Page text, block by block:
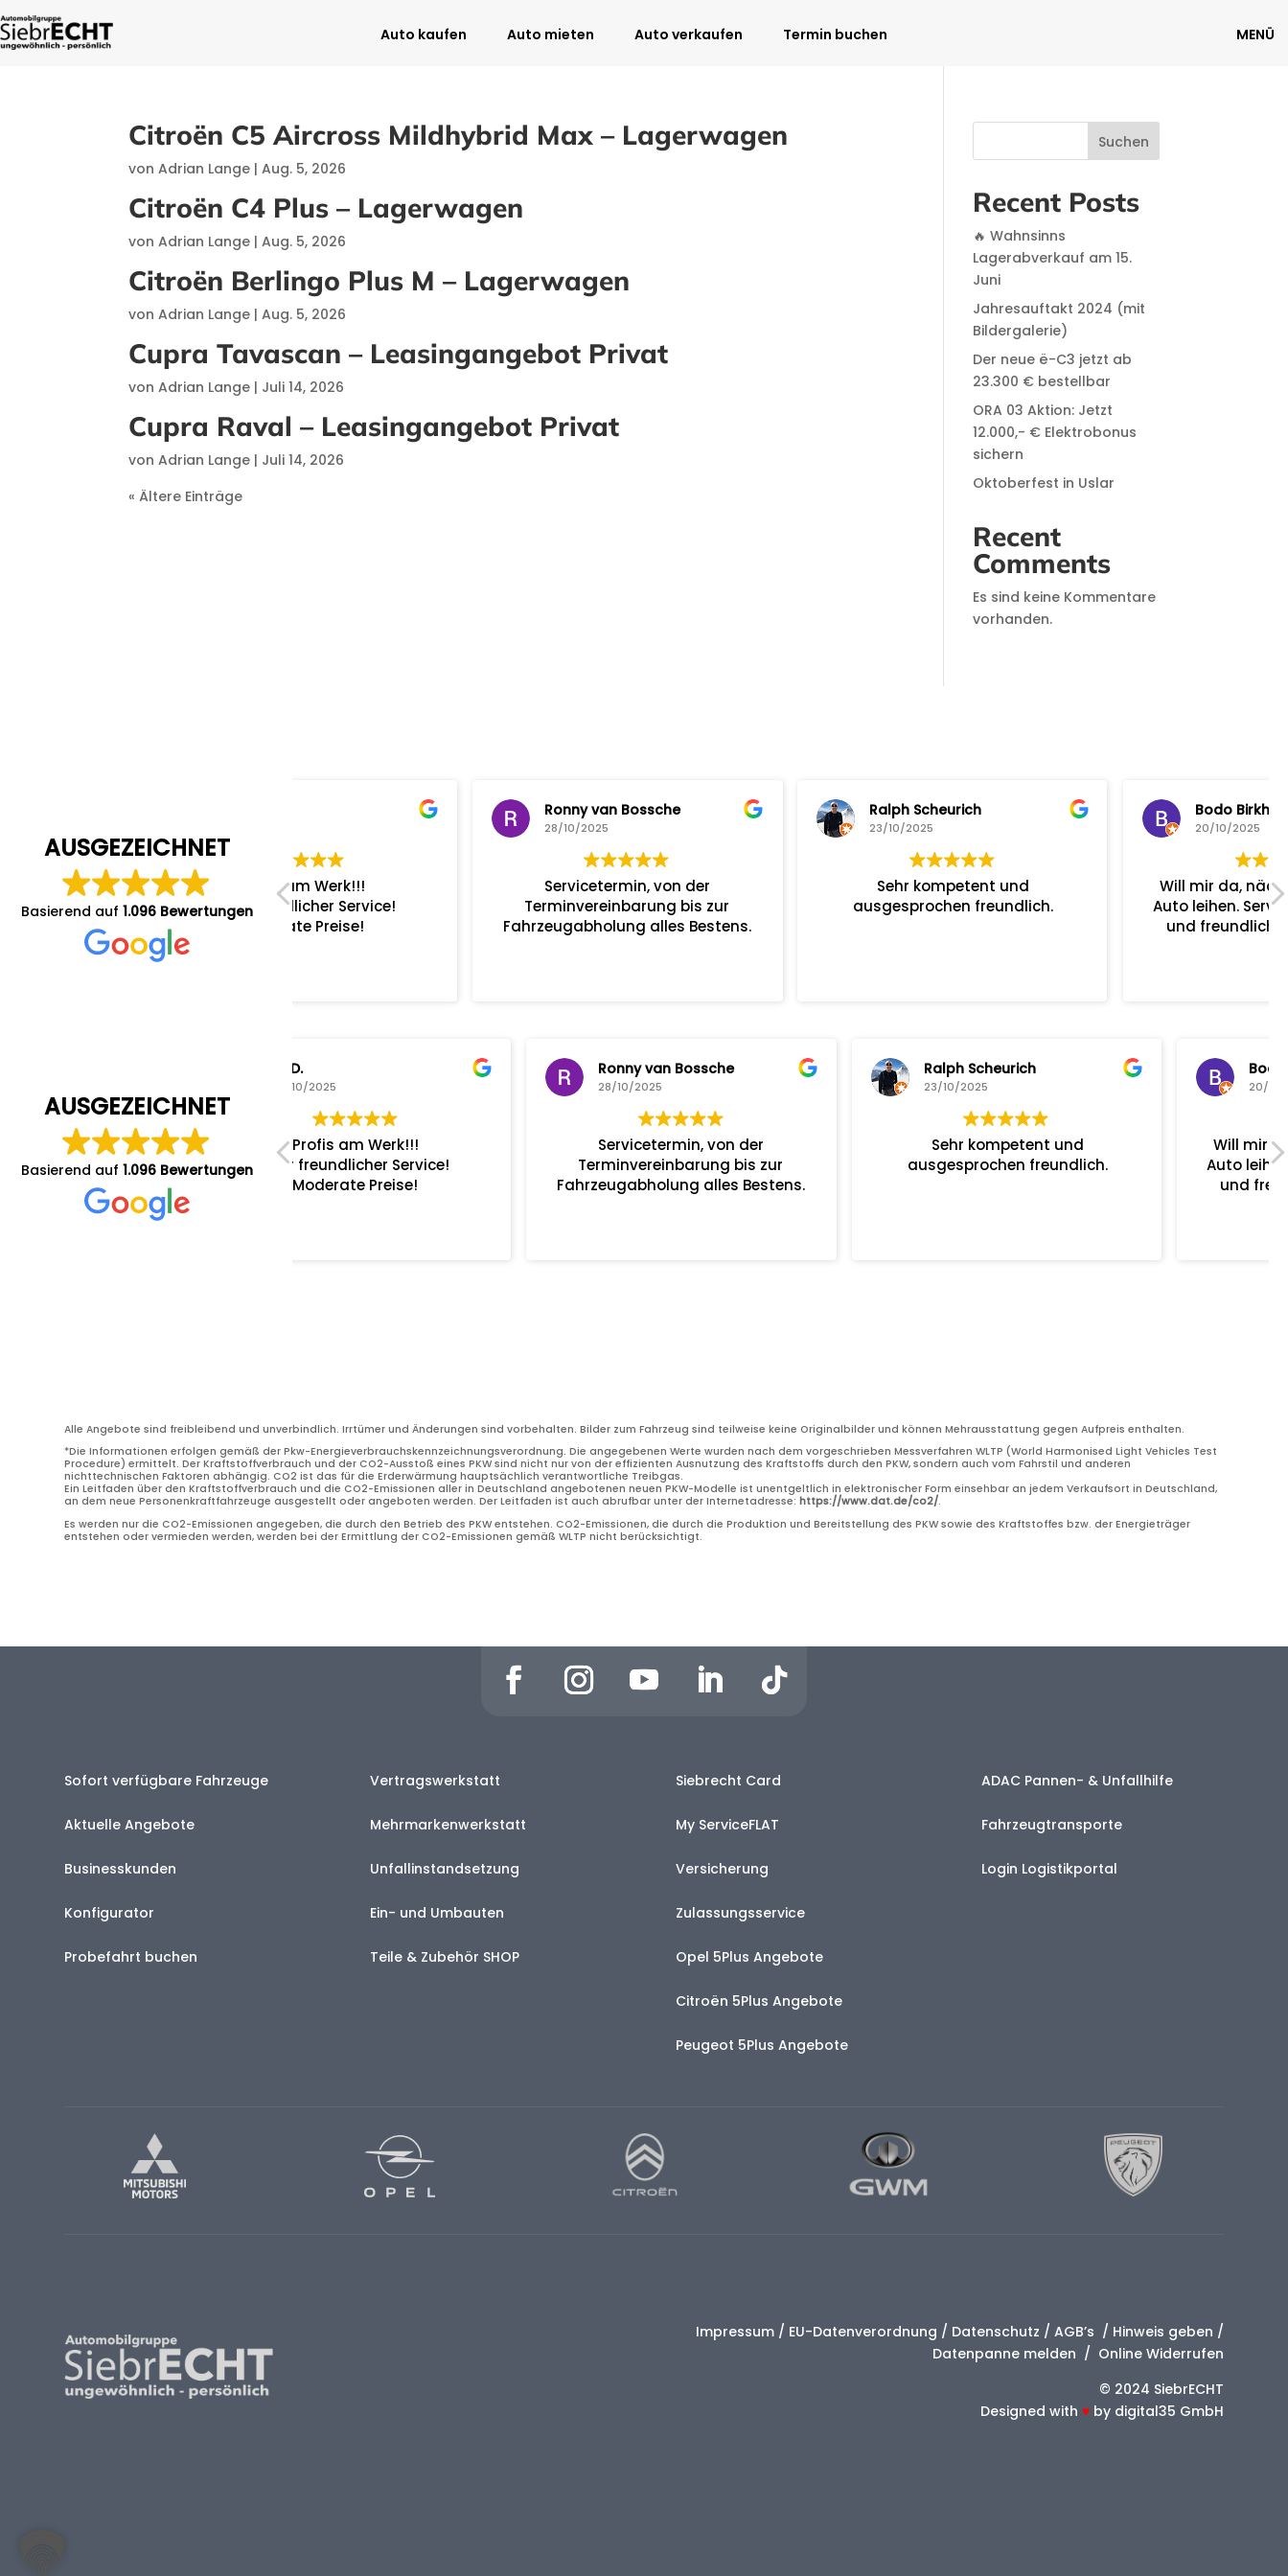
Auto kaufen Auto mieten Auto verkaufen Termin buchen MENÜ
Citroën C5 Aircross Mildhybrid Max – Lagerwagen
vonAdrian Lange |Aug. 5, 2026
Citroën C4 Plus – Lagerwagen
vonAdrian Lange |Aug. 5, 2026
Citroën Berlingo Plus M – Lagerwagen
vonAdrian Lange |Aug. 5, 2026
Cupra Tavascan – Leasingangebot Privat
vonAdrian Lange | Juli 14, 2026
Cupra Raval – Leasingangebot Privat
vonAdrian Lange | Juli 14, 2026
« Ältere Einträge
Suchen
Recent Posts
🔥 Wahnsinns
Lagerabverkauf am 15.
Juni
Jahresauftakt 2024 (mit
Bildergalerie)
Der neue ë-C3 jetzt ab
23.300 € bestellbar
ORA 03 Aktion: Jetzt
12.000,- € Elektrobonus
sichern
Oktoberfest in Uslar
Recent
Comments
Es sind keine Kommentare
vorhanden.
AUSGEZEICHNET
Basierend auf 1.096 Bewertungen
Profis am Werk!!!
Sehr freundlicher Service!
Moderate Preise!
Ronny van Bossche
Terminvereinbarung bis zur
Fahrzeugabholung alles Bestens.
Ralph Scheurich
Sehr kompetent und
ausgesprochen freundlich.
Bodo Birkhahn
Will mir da, nächsten Monat ein
Auto leihen. Service ist super. Nett
und freundlich und hilfsbereit.
AUSGEZEICHNET
Basierend auf 1.096 Bewertungen
Profis am Werk!!!
Sehr freundlicher Service!
Moderate Preise!
Ronny van Bossche
Servicetermin, von der
Terminvereinbarung bis zur
Fahrzeugabholung alles Bestens.
Ralph Scheurich
Sehr kompetent und
ausgesprochen freundlich.
Bodo Birkhahn
Will mir da, nächsten Monat ein
Auto leihen. Service ist super. Nett
Alle Angebote sind freibleibend und unverbindlich. Irrtümer und Änderungen sind vorbehalten. Bilder zum Fahrzeug sind teilweise keine Originalbilder und können Mehrausstattung gegen Aufpreis enthalten.
*Die Informationen erfolgen gemäß der Pkw-Energieverbrauchskennzeichnungsverordnung. Die angegebenen Werte wurden nach dem vorgeschrieben Messverfahren WLTP (World Harmonised Light Vehicles Test
Procedure) ermittelt. Der Kraftstoffverbrauch und der CO2-Ausstoß eines PKW sind nicht nur von der effizienten Ausnutzung des Kraftstoffs durch den PKW, sondern auch vom Fahrstil und anderen
nichttechnischen Faktoren abhängig. CO2 ist das für die Erderwärmung hauptsächlich verantwortliche Treibgas.
Ein Leitfaden über den Kraftstoffverbrauch und die CO2-Emissionen aller in Deutschland angebotenen neuen PKW-Modelle ist unentgeltlich in elektronischer Form einsehbar an jedem Verkaufsort in Deutschland,
an dem neue Personenkraftfahrzeuge ausgestellt oder angeboten werden. Der Leitfaden ist auch abrufbar unter der Internetadresse:https://www.dat.de/co2/.
Es werden nur die CO2-Emissionen angegeben, die durch den Betrieb des PKW entstehen. CO2-Emissionen, die durch die Produktion und Bereitstellung des PKW sowie des Kraftstoffes bzw. der Energieträger
entstehen oder vermieden werden, werden bei der Ermittlung der CO2-Emissionen gemäß WLTP nicht berücksichtigt.
Sofort verfügbare Fahrzeuge
Aktuelle Angebote
Businesskunden
Konfigurator
Probefahrt buchen
Vertragswerkstatt
Mehrmarkenwerkstatt
Unfallinstandsetzung
Ein- und Umbauten
Teile & Zubehör SHOP
Siebrecht Card
My ServiceFLAT
Versicherung
Zulassungsservice
Opel 5Plus Angebote
Citroën 5Plus Angebote
Peugeot 5Plus Angebote
ADAC Pannen- & Unfallhilfe
Fahrzeugtransporte
Login Logistikportal
Impressum/ EU-Datenverordnung / Datenschutz / AGB’s / Hinweis geben /
Datenpanne melden / Online Widerrufen
© 2024 SiebrECHT
Designed with ♥by digital35 GmbH